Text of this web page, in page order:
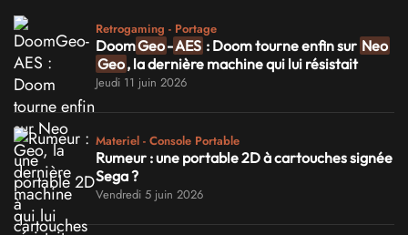
Retrogaming - Portage
DoomGeo-AES : Doom tourne enfin sur Neo
Geo, la dernière machine qui lui résistait
Jeudi 11 juin 2026
Materiel - Console Portable
Rumeur : une portable 2D à cartouches signée
Sega ?
Vendredi 5 juin 2026